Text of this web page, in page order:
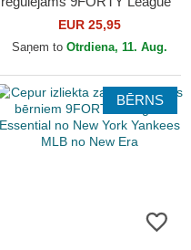
Essential no New York
Yankees MLB no New Era
EUR 25,95
Saņem to Otrdiena, 11. Aug.
BĒRNS